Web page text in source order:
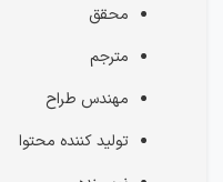
محقق
مترجم
مهندس طراح
تولید کننده محتوا